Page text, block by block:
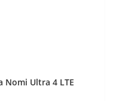
Nomi Ultra 4 LTE